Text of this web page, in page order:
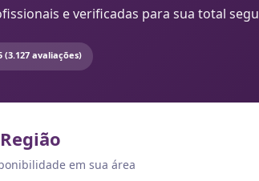
e verificadas para sua total
(3.127 avaliações)
em sua área